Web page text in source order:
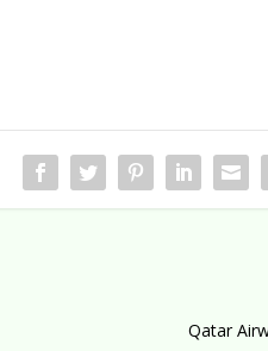
Qatar